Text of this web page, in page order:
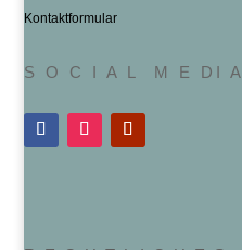
Kontaktformular
S O C I A L M E DI A